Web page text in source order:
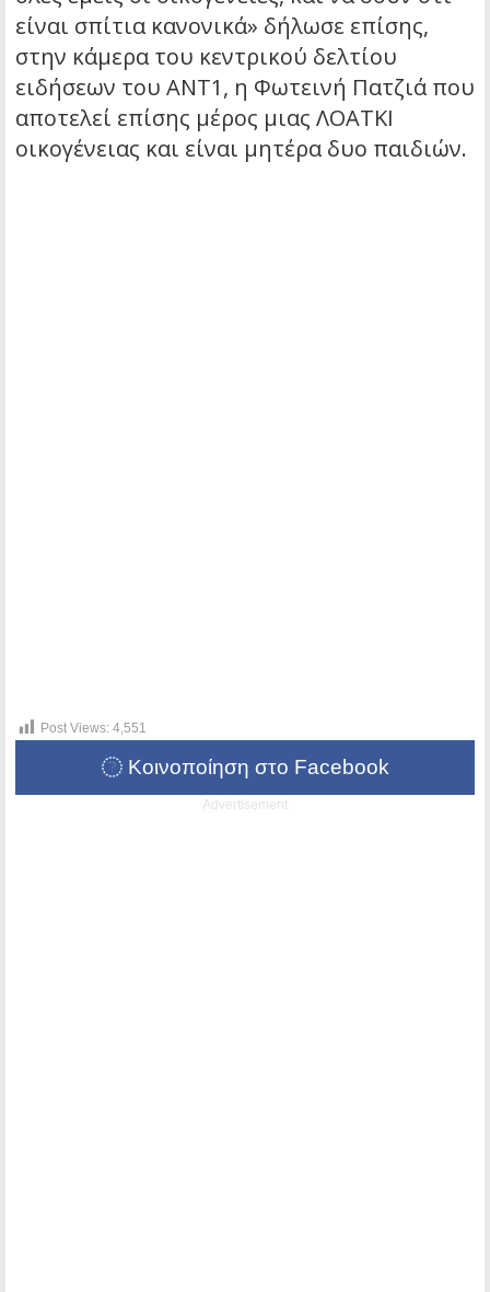
είναι σπίτια κανονικά» δήλωσε επίσης,
στην κάμερα του κεντρικού δελτίου
ειδήσεων του ΑΝΤ1, η Φωτεινή Πατζιά που
αποτελεί επίσης μέρος μιας ΛΟΑΤΚΙ
οικογένειας και είναι μητέρα δυο παιδιών.
Post Views: 4,551
Κοινοποίηση στο Facebook
Advertisement